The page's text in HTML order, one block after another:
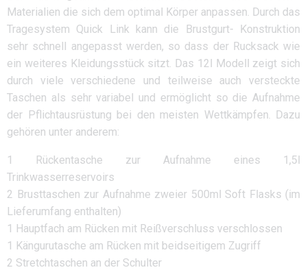
Materialien die sich dem optimal Körper anpassen. Durch das
Tragesystem Quick Link kann die Brustgurt- Konstruktion
sehr schnell angepasst werden, so dass der Rucksack wie
ein weiteres Kleidungsstück sitzt. Das 12l Modell zeigt sich
durch viele verschiedene und teilweise auch versteckte
Taschen als sehr variabel und ermöglicht so die Aufnahme
der Pflichtausrüstung bei den meisten Wettkämpfen. Dazu
gehören unter anderem:
1 Rückentasche zur Aufnahme eines 1,5l
Trinkwasserreservoirs
2 Brusttaschen zur Aufnahme zweier 500ml Soft Flasks (im
Lieferumfang enthalten)
1 Hauptfach am Rücken mit Reißverschluss verschlossen
1 Kängurutasche am Rücken mit beidseitigem Zugriff
2 Stretchtaschen an der Schulter